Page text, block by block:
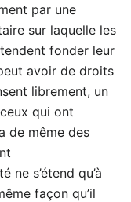
par une
sur laquelle les
fonder leur
avoir de droits
librement, un
qui ont
de même des
ne s’étend qu’à
façon qu’il